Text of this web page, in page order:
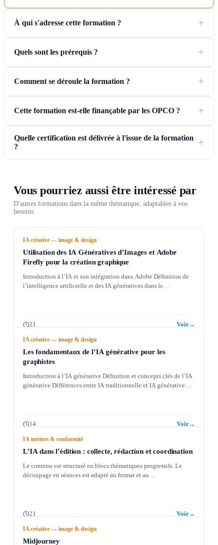
À qui s'adresse cette formation ?
Quels sont les prérequis ?
Comment se déroule la formation ?
Cette formation est-elle finançable par les OPCO ?
Quelle certification est délivrée à l'issue de la formation
?
Vous pourriez aussi être intéressé par
D'autres formations dans la même thématique, adaptables à vos
besoins.
IA créative — image & design
Utilisation des IA Génératives d’Images et Adobe
Firefly pour la création graphique
Introduction à l’IA et son intégration dans Adobe Définition de
l’intelligence artificielle et des IA génératives dans le…
21 Voir→
IA créative — image & design
Les fondamentaux de l’IA générative pour les
graphistes
Introduction à l’IA générative Définition et concepts clés de l’IA
générative Différences entre IA traditionnelle et IA générative…
14 Voir→
IA métiers & conformité
L’IA dans l’édition : collecte, rédaction et coordination
Le contenu est structuré en blocs thématiques progressifs. Le
découpage en séances est adapté au format et au…
21 Voir→
IA créative — image & design
Midjourney